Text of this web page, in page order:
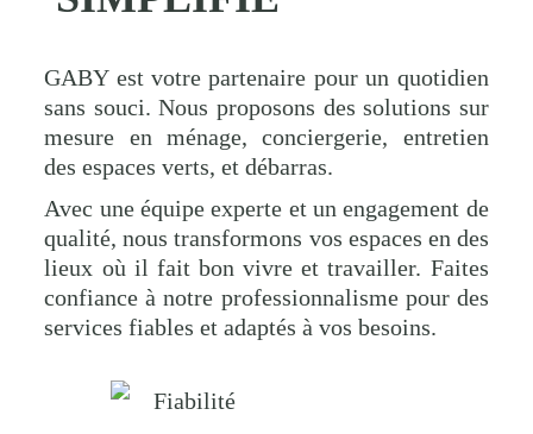
GABY est votre partenaire pour un quotidien
sans souci. Nous proposons des solutions sur
mesure en ménage, conciergerie, entretien
des espaces verts, et débarras.
Avec une équipe experte et un engagement de
qualité, nous transformons vos espaces en des
lieux où il fait bon vivre et travailler. Faites
confiance à notre professionnalisme pour des
services fiables et adaptés à vos besoins.
Fiabilité